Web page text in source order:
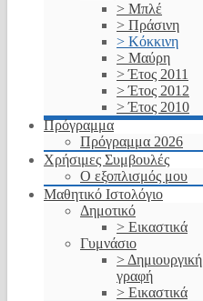
> Μπλέ
> Πράσινη
> Κόκκινη
> Μαύρη
> Έτος 2011
> Έτος 2012
> Έτος 2010
Πρόγραμμα
Πρόγραμμα 2026
Χρήσιμες Συμβουλές
Ο εξοπλισμός μου
Μαθητικό Ιστολόγιο
Δημοτικό
> Εικαστικά
Γυμνάσιο
> Δημιουργική
γραφή
> Εικαστικά